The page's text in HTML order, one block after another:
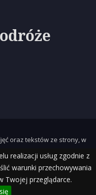
realizacji usług zgodnie z
warunki przechowywania
Twojej przeglądarce.
oraz tekstów ze strony, w
autora zabronione.